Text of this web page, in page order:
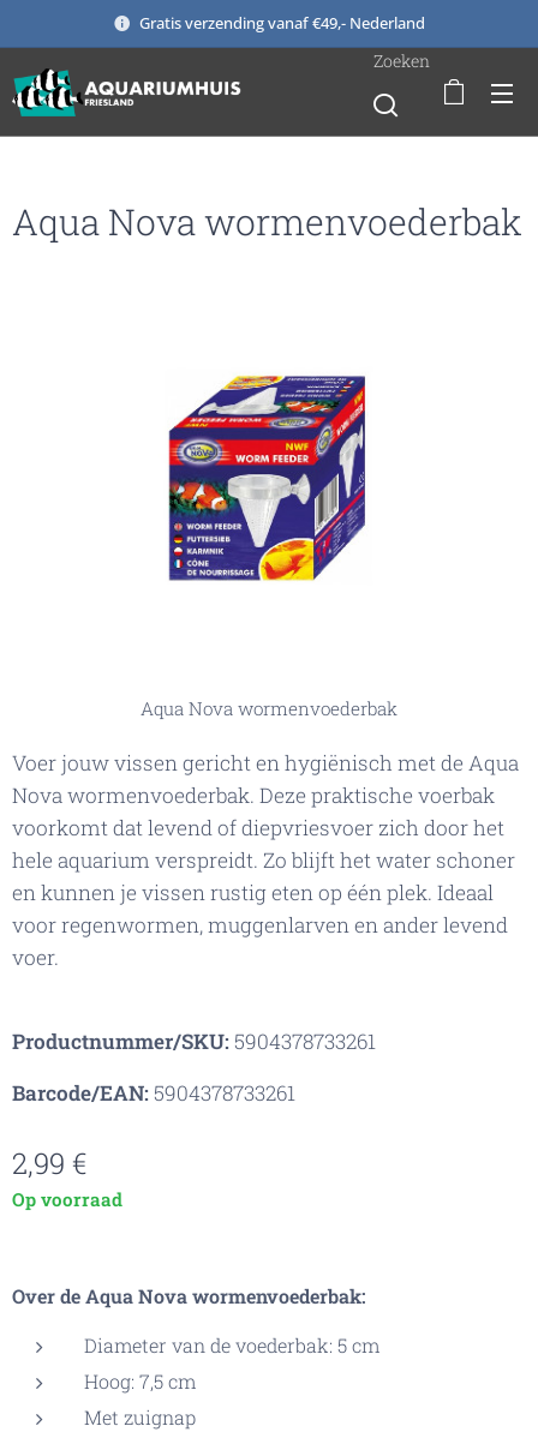
Gratis verzending vanaf €49,- Nederland
Zoeken
Aqua Nova wormenvoederbak
Aqua Nova wormenvoederbak
Voer jouw vissen gericht en hygiënisch met de Aqua
Nova wormenvoederbak. Deze praktische voerbak
voorkomt dat levend of diepvriesvoer zich door het
hele aquarium verspreidt. Zo blijft het water schoner
en kunnen je vissen rustig eten op één plek. Ideaal
voor regenwormen, muggenlarven en ander levend
voer.
Productnummer/SKU: 5904378733261
Barcode/EAN: 5904378733261
2,99 €
Op voorraad
Over de Aqua Nova wormenvoederbak:
Diameter van de voederbak: 5 cm
Hoog: 7,5 cm
Met zuignap